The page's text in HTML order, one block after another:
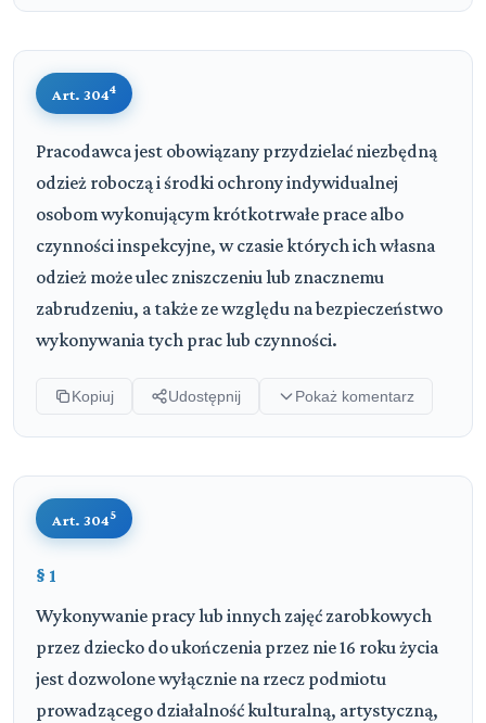
Art. 3044
Pracodawca jest obowiązany przydzielać niezbędną
odzież roboczą i środki ochrony indywidualnej
osobom wykonującym krótkotrwałe prace albo
czynności inspekcyjne, w czasie których ich własna
odzież może ulec zniszczeniu lub znacznemu
zabrudzeniu, a także ze względu na bezpieczeństwo
wykonywania tych prac lub czynności.
Kopiuj Udostępnij Pokaż komentarz
Art. 3045
§ 1
Wykonywanie pracy lub innych zajęć zarobkowych
przez dziecko do ukończenia przez nie 16 roku życia
jest dozwolone wyłącznie na rzecz podmiotu
prowadzącego działalność kulturalną, artystyczną,